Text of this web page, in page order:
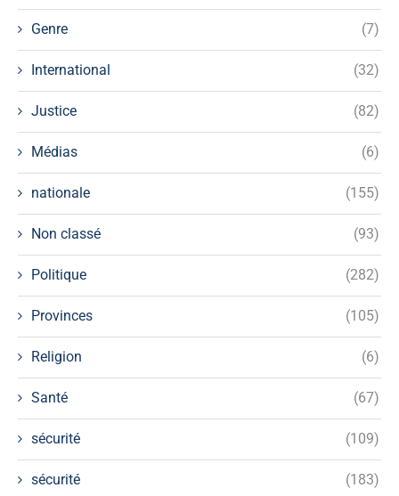
Genre (7)
International (32)
Justice (82)
Médias (6)
nationale (155)
Non classé (93)
Politique (282)
Provinces (105)
Religion (6)
Santé (67)
sécurité (109)
sécurité (183)